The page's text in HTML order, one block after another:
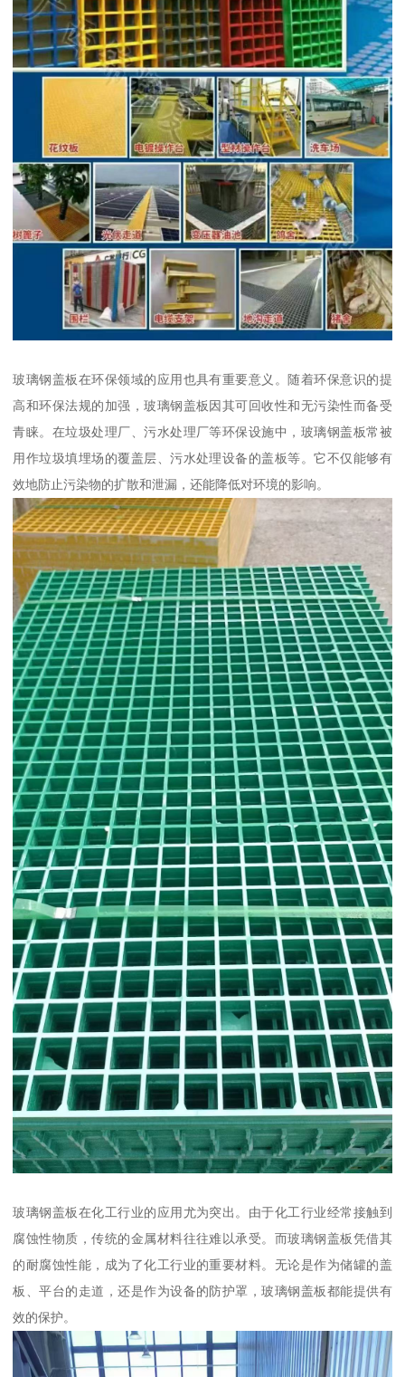
玻璃钢盖板在环保领域的应用也具有重要意义。随着环保意识的提
高和环保法规的加强，玻璃钢盖板因其可回收性和无污染性而备受
青睐。在垃圾处理厂、污水处理厂等环保设施中，玻璃钢盖板常被
用作垃圾填埋场的覆盖层、污水处理设备的盖板等。它不仅能够有
效地防止污染物的扩散和泄漏，还能降低对环境的影响。
玻璃钢盖板在化工行业的应用尤为突出。由于化工行业经常接触到
腐蚀性物质，传统的金属材料往往难以承受。而玻璃钢盖板凭借其
的耐腐蚀性能，成为了化工行业的重要材料。无论是作为储罐的盖
板、平台的走道，还是作为设备的防护罩，玻璃钢盖板都能提供有
效的保护。